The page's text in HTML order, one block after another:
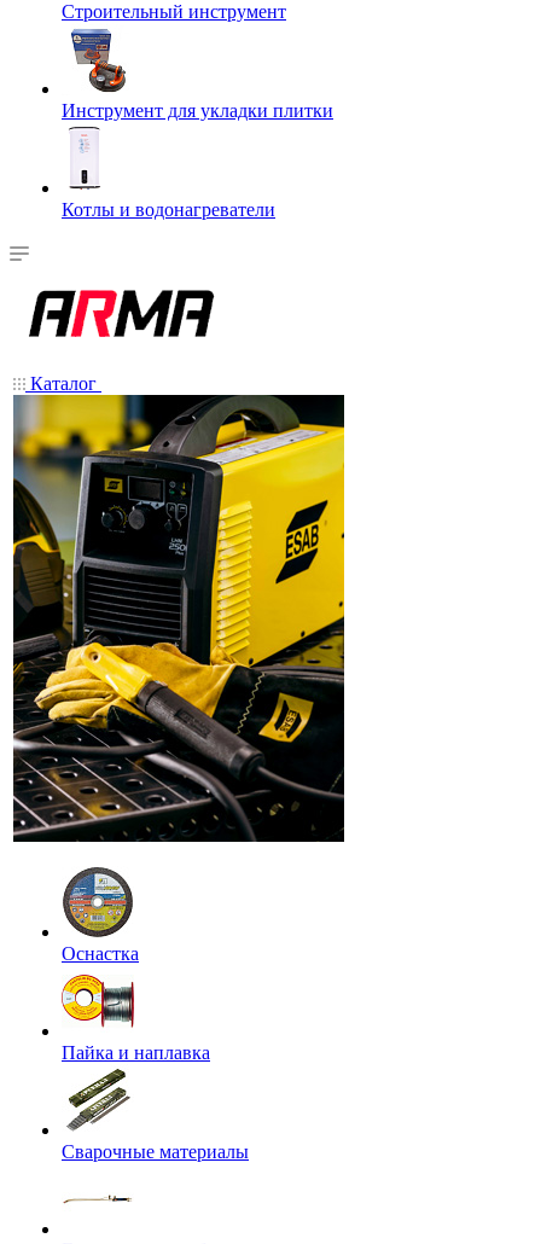
Строительный инструмент
Инструмент для укладки плитки
Котлы и водонагреватели
Каталог
Оснастка
Пайка и наплавка
Сварочные материалы